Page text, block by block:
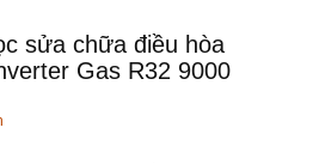
sửa chữa điều hòa
Gas R32 9000